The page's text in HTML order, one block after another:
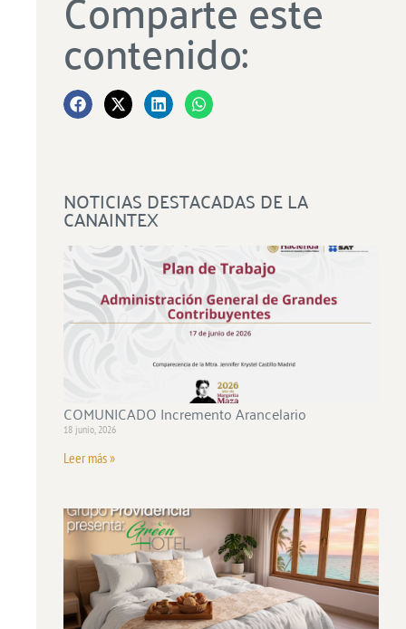
contenido:
NOTICIAS DESTACADAS DE LA
CANAINTEX
COMUNICADO Incremento Arancelario
18 junio, 2026
Leer más »